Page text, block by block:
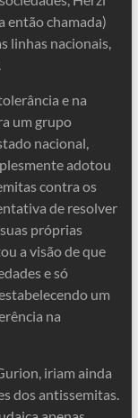
então chamada)
linhas nacionais,
e na
um grupo
nacional,
adotou
contra os
de resolver
próprias
a visão de que
e só
um
na
iriam ainda
dos antissemitas.